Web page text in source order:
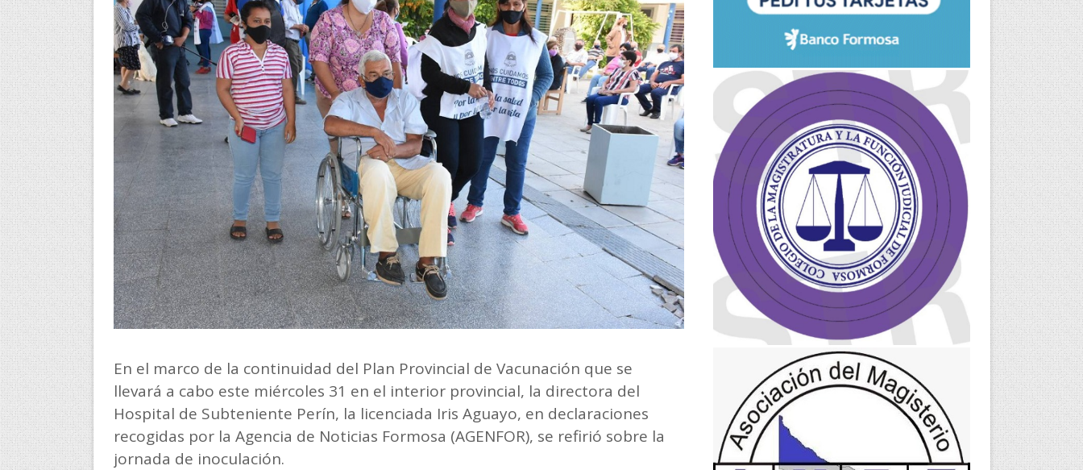
En el marco de la continuidad del Plan Provincial de Vacunación que se
llevará a cabo este miércoles 31 en el interior provincial, la directora del
Hospital de Subteniente Perín, la licenciada Iris Aguayo, en declaraciones
recogidas por la Agencia de Noticias Formosa (AGENFOR), se refirió sobre la
jornada de inoculación.